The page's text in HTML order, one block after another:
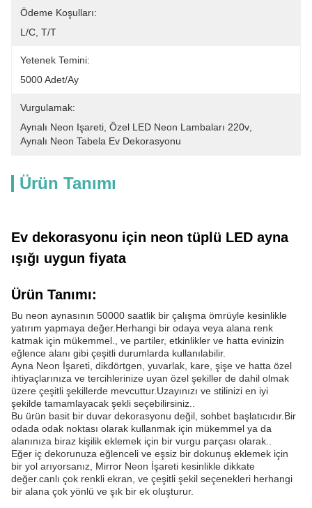
Ödeme Koşulları:
L/C, T/T
Yetenek Temini:
5000 Adet/ay
Vurgulamak:
Aynalı Neon Işareti Özel LED Neon Lambaları 220v
Aynalı Neon Tabela Ev Dekorasyonu
Ürün Tanımı
Ev dekorasyonu için neon tüplü LED ayna
ışığı uygun fiyata
Ürün Tanımı:
Bu neon aynasının 50000 saatlik bir çalışma ömrüyle kesinlikle
yatırım yapmaya değer.Herhangi bir odaya veya alana renk
katmak için mükemmel., ve partiler, etkinlikler ve hatta evinizin
eğlence alanı gibi çeşitli durumlarda kullanılabilir.
Ayna Neon İşareti, dikdörtgen, yuvarlak, kare, şişe ve hatta özel
ihtiyaçlarınıza ve tercihlerinize uyan özel şekiller de dahil olmak
üzere çeşitli şekillerde mevcuttur.Uzayınızı ve stilinizi en iyi
şekilde tamamlayacak şekli seçebilirsiniz..
Bu ürün basit bir duvar dekorasyonu değil, sohbet başlatıcıdır.Bir
odada odak noktası olarak kullanmak için mükemmel ya da
alanınıza biraz kişilik eklemek için bir vurgu parçası olarak..
Eğer iç dekorunuza eğlenceli ve eşsiz bir dokunuş eklemek için
bir yol arıyorsanız, Mirror Neon İşareti kesinlikle dikkate
değer.canlı çok renkli ekran, ve çeşitli şekil seçenekleri herhangi
bir alana çok yönlü ve şık bir ek oluşturur.